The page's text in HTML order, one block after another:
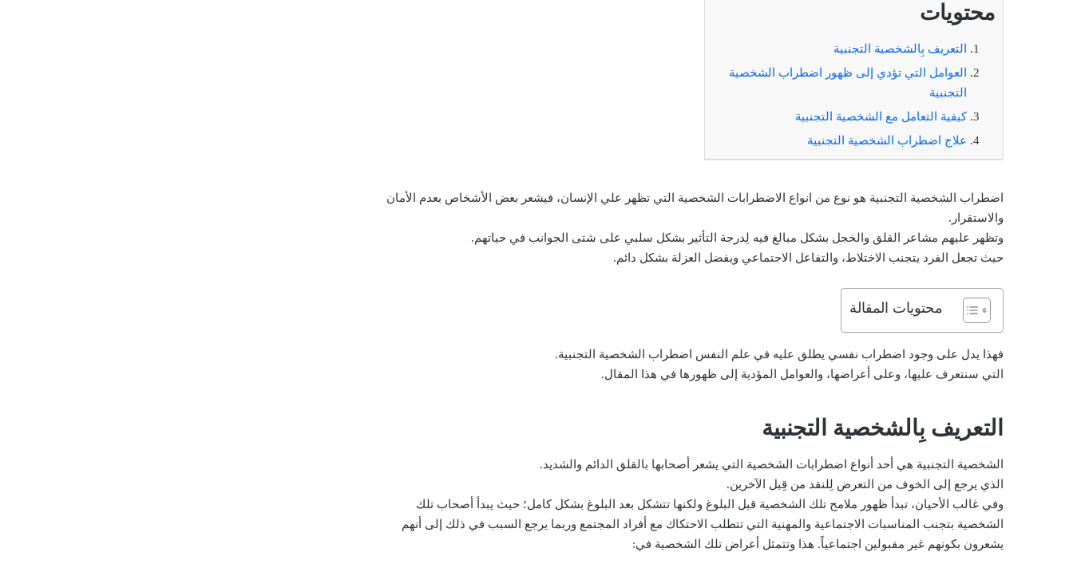
محتويات
التعريف بِالشخصية التجنبية
العوامل التي تؤدي إلى ظهور اضطراب الشخصية
التجنبية
كيفية التعامل مع الشخصية التجنبية
علاج اضطراب الشخصية التجنبية
اضطراب الشخصية التجنبية هو نوع من انواع الاضطرابات الشخصية التي تظهر علي الإنسان، فيشعر بعض الأشخاص بعدم الأمان
والاستقرار.
وتظهر عليهم مشاعر القلق والخجل بشكل مبالغ فيه لِدرجة التأثير بشكل سلبي على شتى الجوانب في حياتهم.
حيث تجعل الفرد يتجنب الاختلاط، والتفاعل الاجتماعي ويفضل العزلة بشكل دائم.
محتويات المقالة
فهذا يدل على وجود اضطراب نفسي يطلق عليه في علم النفس اضطراب الشخصية التجنبية.
التي سنتعرف عليها، وعلى أعراضها، والعوامل المؤدية إلى ظهورها في هذا المقال.
التعريف بِالشخصية التجنبية
الشخصية التجنبية هي أحد أنواع اضطرابات الشخصية التي يشعر أصحابها بالقلق الدائم والشديد.
الذي يرجع إلى الخوف من التعرض لِلنقد من قِبل الآخرين.
وفي غالب الأحيان، تبدأ ظهور ملامح تلك الشخصية قبل البلوغ ولكنها تتشكل بعد البلوغ بشكل كامل؛ حيث يبدأ أصحاب تلك
الشخصية بتجنب المناسبات الاجتماعية والمهنية التي تتطلب الاحتكاك مع أفراد المجتمع وربما يرجع السبب في ذلك إلى أنهم
يشعرون بكونهم غير مقبولين اجتماعياً. هذا وتتمثل أعراض تلك الشخصية في: